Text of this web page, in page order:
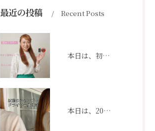
最近の投稿 Recent Posts
本日は、初めての方へ。
本日は、20代の頃のあなたの髪と、今のあなたの髪。